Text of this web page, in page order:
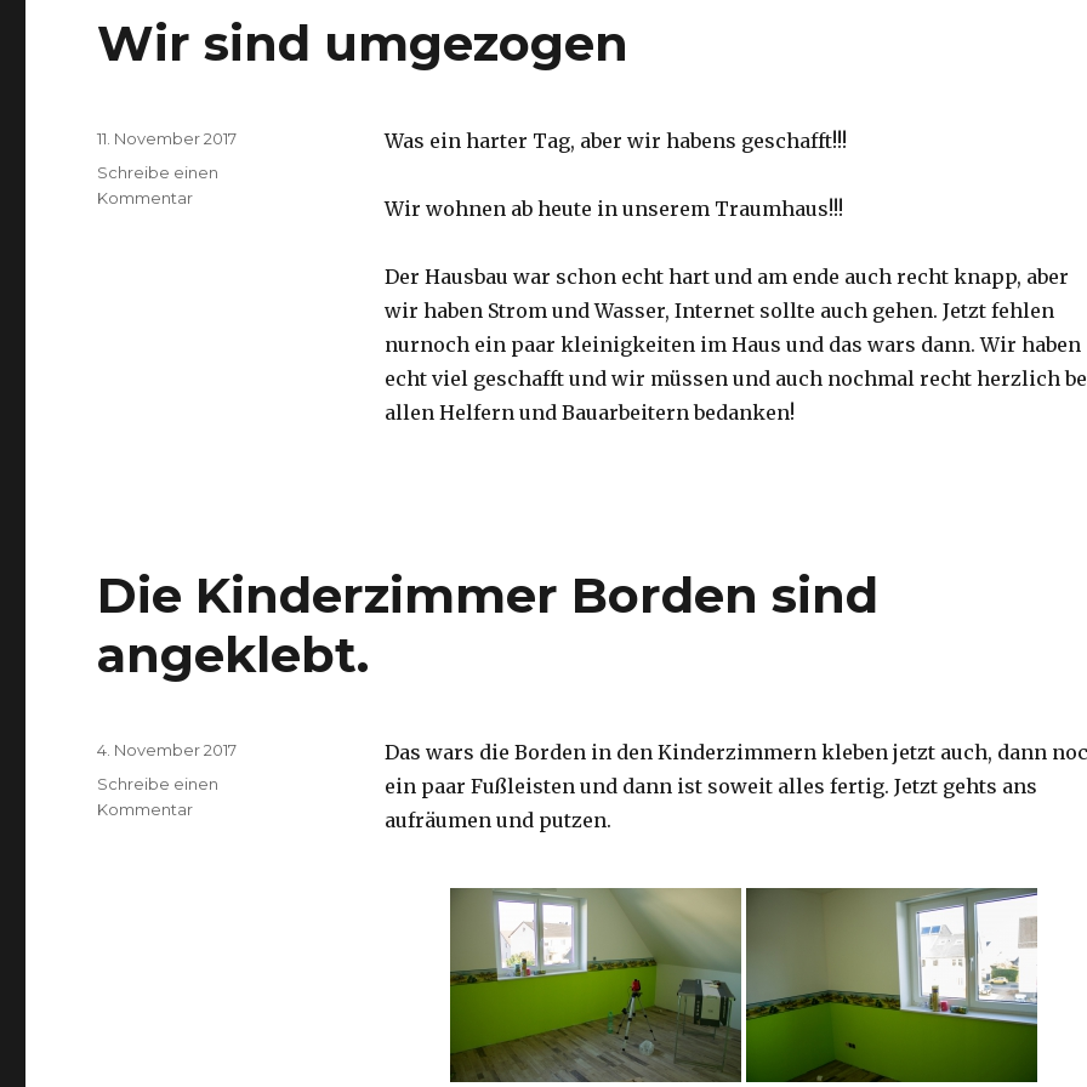
Wir sind umgezogen
Was ein harter Tag, aber wir habens geschafft!!!
Wir wohnen ab heute in unserem Traumhaus!!!
Der Hausbau war schon echt hart und am ende auch recht knapp, aber
wir haben Strom und Wasser, Internet sollte auch gehen. Jetzt fehlen
nurnoch ein paar kleinigkeiten im Haus und das wars dann. Wir haben
echt viel geschafft und wir müssen und auch nochmal recht herzlich
allen Helfern und Bauarbeitern bedanken!
Veröffentlicht
am
11. November 2017
Schreibe einen
Kommentarzu
Die Kinderzimmer Borden sind
angeklebt.
Das wars die Borden in den Kinderzimmern kleben jetzt auch, dann
ein paar Fußleisten und dann ist soweit alles fertig. Jetzt gehts ans
aufräumen und putzen.
Veröffentlicht
am
4. November 2017
Schreibe einen
Kommentarzu